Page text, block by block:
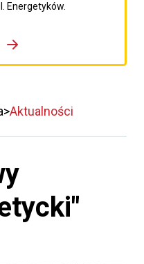
Energetyków.
Przejdź do następnego
Aktualności